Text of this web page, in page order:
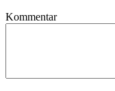
Kommentar